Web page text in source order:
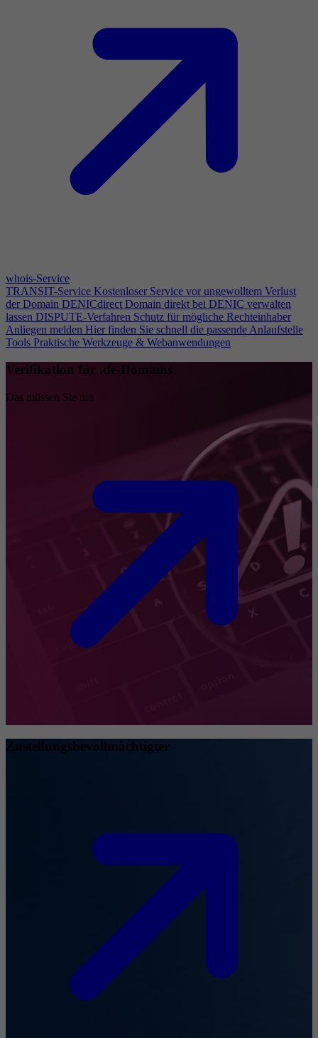
whois-Service
TRANSIT-Service Kostenloser Service vor ungewolltem Verlust
der Domain DENICdirect Domain direkt bei DENIC verwalten
lassen DISPUTE-Verfahren Schutz für mögliche Rechteinhaber
Anliegen melden Hier finden Sie schnell die passende Anlaufstelle
Tools Praktische Werkzeuge & Webanwendungen
Verifikation für .de-Domains
Das müssen Sie tun
Zustellungsbevollmächtigter